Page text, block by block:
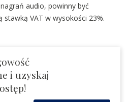
audio, powinny być
VAT w wysokości 23%.
i uzyskaj